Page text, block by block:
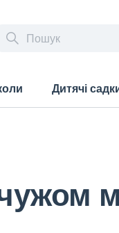
Дитячі